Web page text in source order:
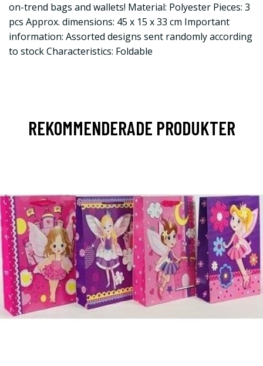
on-trend bags and wallets! Material: Polyester Pieces: 3
pcs Approx. dimensions: 45 x 15 x 33 cm Important
information: Assorted designs sent randomly according
to stock Characteristics: Foldable
REKOMMENDERADE PRODUKTER